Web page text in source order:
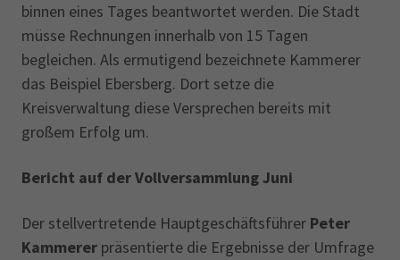
binnen eines Tages beantwortet werden. Die Stadt
müsse Rechnungen innerhalb von 15 Tagen
begleichen. Als ermutigend bezeichnete Kammerer
das Beispiel Ebersberg. Dort setze die
Kreisverwaltung diese Versprechen bereits mit
großem Erfolg um.
Bericht auf der Vollversammlung Juni
Der stellvertretende Hauptgeschäftsführer Peter
Kammerer präsentierte die Ergebnisse der Umfrage